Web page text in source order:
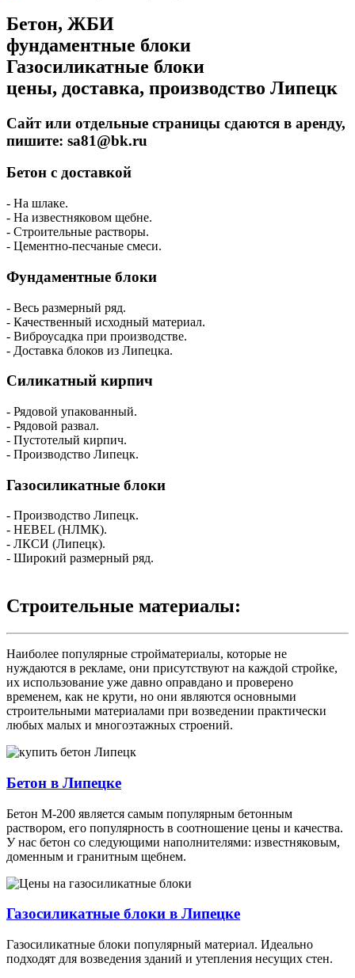
Бетон, ЖБИ
фундаментные блоки
Газосиликатные блоки
цены, доставка, производство Липецк
Сайт или отдельные страницы сдаются в аренду,
пишите: sa81@bk.ru
Бетон с доставкой
- На шлаке.
- На известняковом щебне.
- Строительные растворы.
- Цементно-песчаные смеси.
Фундаментные блоки
- Весь размерный ряд.
- Качественный исходный материал.
- Виброусадка при производстве.
- Доставка блоков из Липецка.
Силикатный кирпич
- Рядовой упакованный.
- Рядовой развал.
- Пустотелый кирпич.
- Производство Липецк.
Газосиликатные блоки
- Производство Липецк.
- HEBEL (НЛМК).
- ЛКСИ (Липецк).
- Широкий размерный ряд.
Строительные материалы:
Наиболее популярные стройматериалы, которые не
нуждаются в рекламе, они присутствуют на каждой стройке,
их использование уже давно оправдано и проверено
временем, как не крути, но они являются основными
строительными материалами при возведении практически
любых малых и многоэтажных строений.
Бетон в Липецке
Бетон М-200 является самым популярным бетонным
раствором, его популярность в соотношение цены и качества.
У нас бетон со следующими наполнителями: известняковым,
доменным и гранитным щебнем.
Газосиликатные блоки в Липецке
Газосиликатные блоки популярный материал. Идеально
подходят для возведения зданий и утепления несущих стен.